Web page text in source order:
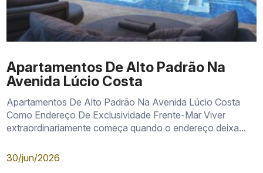
Apartamentos De Alto Padrão Na
Avenida Lúcio Costa
Apartamentos De Alto Padrão Na Avenida Lúcio Costa
Como Endereço De Exclusividade Frente-Mar Viver
extraordinariamente começa quando o endereço deixa...
30/jun/2026